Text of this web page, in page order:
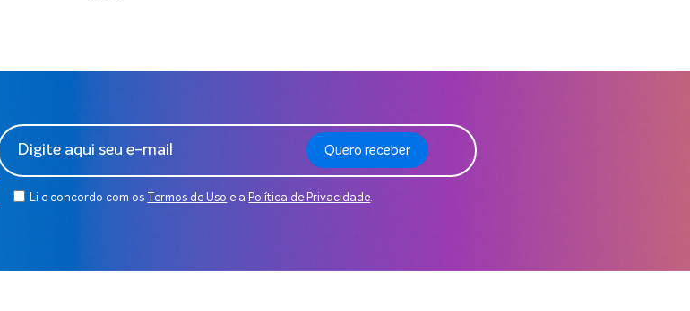
Li e concordo com os Termos de Uso e a Política de Privacidade.
Quero receber